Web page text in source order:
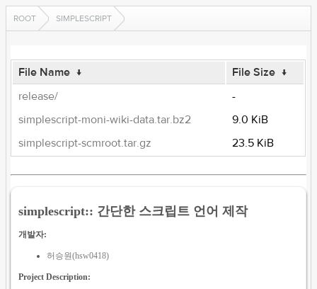
ROOT SIMPLESCRIPT
File Name ↓ File Size ↓
release/
-
simplescript-moni-wiki-data.tar.bz2
9.0 KiB
simplescript-scmroot.tar.gz
23.5 KiB
simplescript:: 간단한 스크립트 언어 제작
개발자:
허승원(hsw0418)
Project Description: